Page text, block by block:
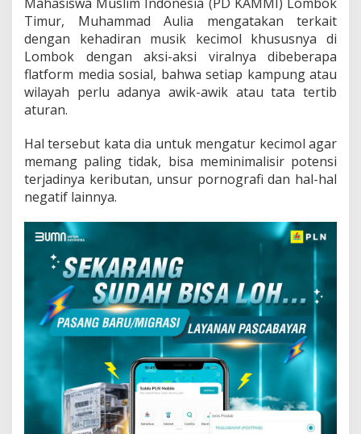
Timur, Muhammad Aulia mengatakan terkait
dengan kehadiran musik kecimol khususnya di
Lombok dengan aksi-aksi viralnya dibeberapa
flatform media sosial, bahwa setiap kampung atau
wilayah perlu adanya awik-awik atau tata tertib
aturan.
Hal tersebut kata dia untuk mengatur kecimol agar
memang paling tidak, bisa meminimalisir potensi
terjadinya keributan, unsur pornografi dan hal-hal
negatif lainnya.